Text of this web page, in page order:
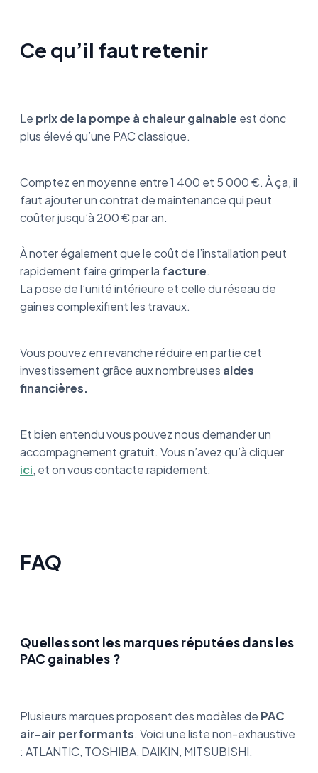
Ce qu’il faut retenir
Le prix de la pompe à chaleur gainable est donc
plus élevé qu’une PAC classique.
Comptez en moyenne entre 1 400 et 5 000 €. À ça, il
faut ajouter un contrat de maintenance qui peut
coûter jusqu’à 200 € par an.
À noter également que le coût de l’installation peut
rapidement faire grimper la facture.
La pose de l’unité intérieure et celle du réseau de
gaines complexifient les travaux.
Vous pouvez en revanche réduire en partie cet
investissement grâce aux nombreuses aides
financières.
Et bien entendu vous pouvez nous demander un
accompagnement gratuit. Vous n’avez qu’à cliquer
ici, et on vous contacte rapidement.
FAQ
Quelles sont les marques réputées dans les
PAC gainables ?
Plusieurs marques proposent des modèles de PAC
air-air performants. Voici une liste non-exhaustive
: ATLANTIC, TOSHIBA, DAIKIN, MITSUBISHI.